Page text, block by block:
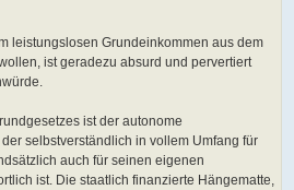
leistungslosen Grundeinkommen aus dem
ist geradezu absurd und pervertiert
ist der autonome
selbstverständlich in vollem Umfang für
auch für seinen eigenen
ist. Die staatlich finanzierte Hängematte,